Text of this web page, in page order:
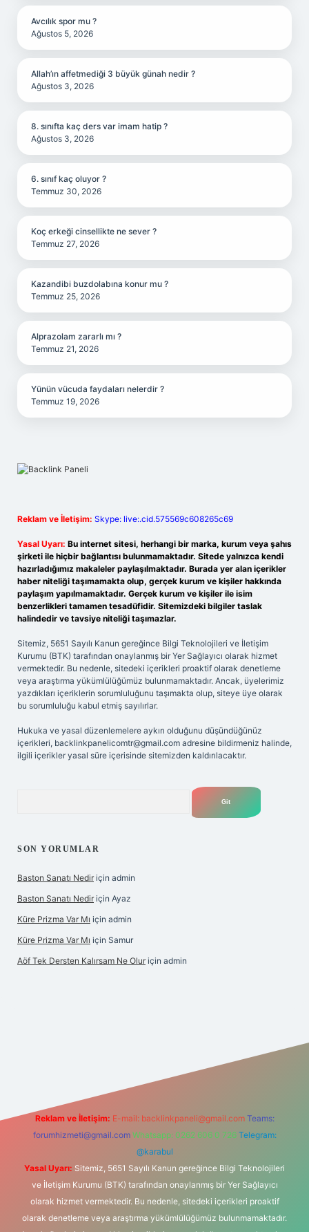
Avcılık spor mu ?
Ağustos 5, 2026
Allah’ın affetmediği 3 büyük günah nedir ?
Ağustos 3, 2026
8. sınıfta kaç ders var imam hatip ?
Ağustos 3, 2026
6. sınıf kaç oluyor ?
Temmuz 30, 2026
Koç erkeği cinsellikte ne sever ?
Temmuz 27, 2026
Kazandibi buzdolabına konur mu ?
Temmuz 25, 2026
Alprazolam zararlı mı ?
Temmuz 21, 2026
Yünün vücuda faydaları nelerdir ?
Temmuz 19, 2026
Reklam ve İletişim: Skype: live:.cid.575569c608265c69
Yasal Uyarı: Bu internet sitesi, herhangi bir marka, kurum veya şahıs
şirketi ile hiçbir bağlantısı bulunmamaktadır. Sitede yalnızca kendi
hazırladığımız makaleler paylaşılmaktadır. Burada yer alan içerikler
haber niteliği taşımamakta olup, gerçek kurum ve kişiler hakkında
paylaşım yapılmamaktadır. Gerçek kurum ve kişiler ile isim
benzerlikleri tamamen tesadüfidir. Sitemizdeki bilgiler taslak
halindedir ve tavsiye niteliği taşımazlar.
Sitemiz, 5651 Sayılı Kanun gereğince Bilgi Teknolojileri ve İletişim
Kurumu (BTK) tarafından onaylanmış bir Yer Sağlayıcı olarak hizmet
vermektedir. Bu nedenle, sitedeki içerikleri proaktif olarak denetleme
veya araştırma yükümlülüğümüz bulunmamaktadır. Ancak, üyelerimiz
yazdıkları içeriklerin sorumluluğunu taşımakta olup, siteye üye olarak
bu sorumluluğu kabul etmiş sayılırlar.
Hukuka ve yasal düzenlemelere aykırı olduğunu düşündüğünüz
içerikleri, backlinkpanelicomtr@gmail.com adresine bildirmeniz halinde,
ilgili içerikler yasal süre içerisinde sitemizden kaldırılacaktır.
SON YORUMLAR
Baston Sanatı Nedir için admin
Baston Sanatı Nedir için Ayaz
Küre Prizma Var Mı için admin
Küre Prizma Var Mı için Samur
Aöf Tek Dersten Kalırsam Ne Olur için admin
Reklam ve İletişim: E-mail: backlinkpaneli@gmail.com Teams:
forumhizmeti@gmail.com Whatsapp: 0262 606 0 726 Telegram:
@karabul
Yasal Uyarı: Sitemiz, 5651 Sayılı Kanun gereğince Bilgi Teknolojileri
ve İletişim Kurumu (BTK) tarafından onaylanmış bir Yer Sağlayıcı
olarak hizmet vermektedir. Bu nedenle, sitedeki içerikleri proaktif
olarak denetleme veya araştırma yükümlülüğümüz bulunmamaktadır.